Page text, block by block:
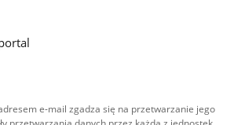
e-mail zgadza się na przetwarzanie jego